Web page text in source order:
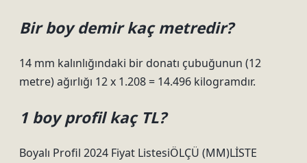
Bir boy demir kaç metredir?
14 mm kalınlığındaki bir donatı çubuğunun (12
metre) ağırlığı 12 x 1.208 = 14.496 kilogramdır.
1 boy profil kaç TL?
Boyalı Profil 2024 Fiyat ListesiÖLÇÜ (MM)LİSTE